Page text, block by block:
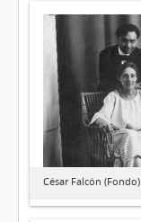
César Falcón (Fondo)